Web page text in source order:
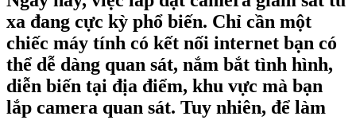
xa đang cực kỳ phổ biến. Chỉ cần một
chiếc máy tính có kết nối internet bạn có
thể dễ dàng quan sát, nắm bắt tình hình,
diễn biến tại địa điểm, khu vực mà bạn
lắp camera quan sát. Tuy nhiên, để làm